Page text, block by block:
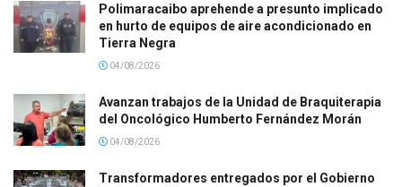
Polimaracaibo aprehende a presunto implicado
en hurto de equipos de aire acondicionado en
Tierra Negra
04/08/2026
Avanzan trabajos de la Unidad de Braquiterapia
del Oncológico Humberto Fernández Morán
04/08/2026
Transformadores entregados por el Gobierno